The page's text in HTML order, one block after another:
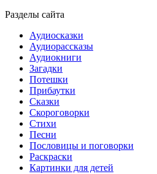
Разделы сайта
Аудиосказки
Аудиорассказы
Аудиокниги
Загадки
Потешки
Прибаутки
Сказки
Скороговорки
Стихи
Песни
Пословицы и поговорки
Раскраски
Картинки для детей